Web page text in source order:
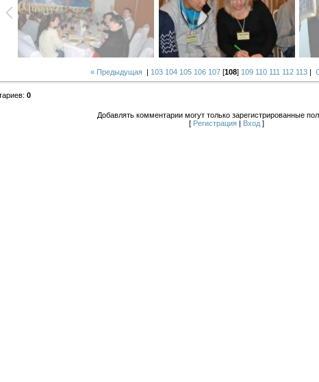
« Предыдущая| 103 104 105 106 107[108] 109 110 111 112 113|
: 0
Добавлять комментарии могут только зарегистрированные
[ Регистрация Вход ]